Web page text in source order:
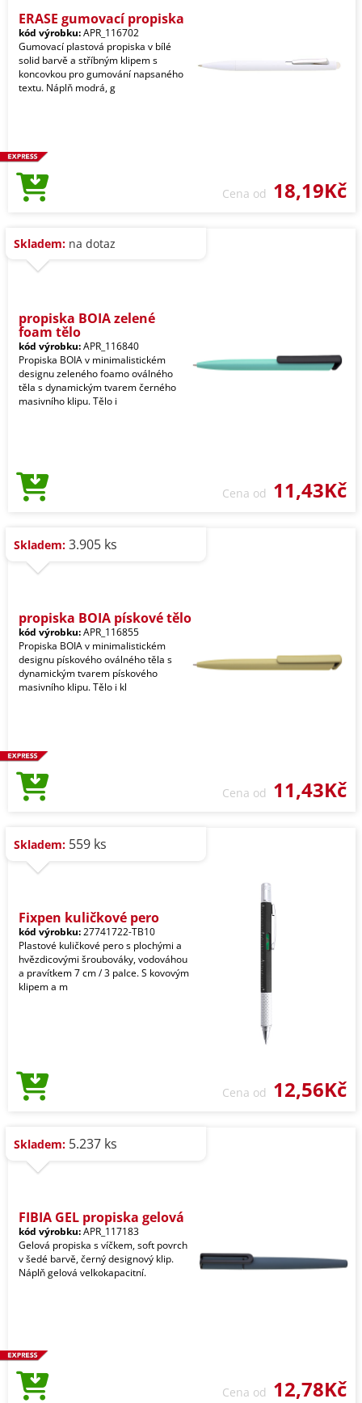
ERASE gumovací propiska
kód výrobku:APR_116702
Gumovací plastová propiska v bílé
solid barvě a stříbným klipem s
koncovkou pro gumování napsaného
textu. Náplň modrá, g
Cena od 18,19Kč
Skladem: na dotaz
propiska BOIA zelené
foam tělo
kód výrobku:APR_116840
Propiska BOIA v minimalistickém
designu zeleného foamo oválného
těla s dynamickým tvarem černého
masivního klipu. Tělo i
Cena od 11,43Kč
Skladem: 3.905 ks
propiska BOIA pískové tělo
kód výrobku:APR_116855
Propiska BOIA v minimalistickém
designu pískového oválného těla s
dynamickým tvarem pískového
masivního klipu. Tělo i kl
Cena od 11,43Kč
Skladem: 559 ks
Fixpen kuličkové pero
kód výrobku:27741722-TB10
Plastové kuličkové pero s plochými a
hvězdicovými šroubováky, vodováhou
a pravítkem 7 cm / 3 palce. S kovovým
klipem a m
Cena od 12,56Kč
Skladem: 5.237 ks
FIBIA GEL propiska gelová
kód výrobku:APR_117183
Gelová propiska s víčkem, soft povrch
v šedé barvě, černý designový klip.
Náplň gelová velkokapacitní.
Cena od 12,78Kč